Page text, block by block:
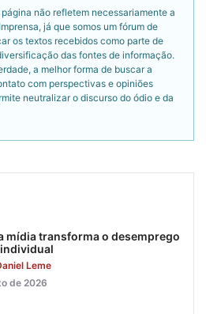
não refletem necessariamente a
já que somos um fórum de
os textos recebidos como parte de
das fontes de informação.
a melhor forma de buscar a
com perspectivas e opiniões
neutralizar o discurso do ódio e da
mídia transforma o desemprego
Leme
de 2026